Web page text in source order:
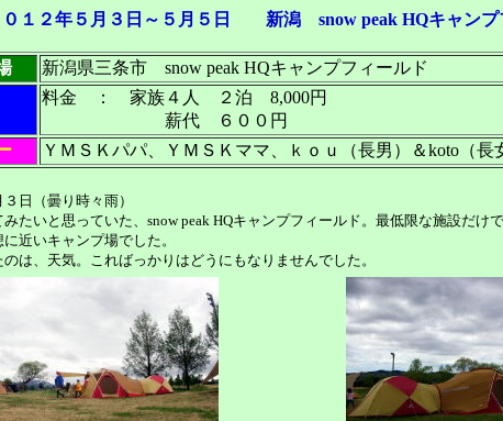
０１２年５月３日～５月５日 新潟 snow peak HQキャンプ
新潟県三条市 snow peak HQキャンプフィールド
料金 ： 家族４人 ２泊 8,000円
薪代 ６００円
ＹＭＳＫパパ、ＹＭＳＫママ、ｋｏｕ（長男）＆koto（長
日（曇り時々雨）
たいと思っていた、snow peak HQキャンプフィールド。最低限な施設だけ
近いキャンプ場でした。
は、天気。こればっかりはどうにもなりませんでした。